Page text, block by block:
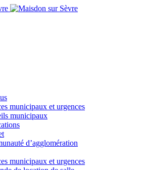
municipaux et urgences
municipaux
d’agglomération
municipaux et urgences